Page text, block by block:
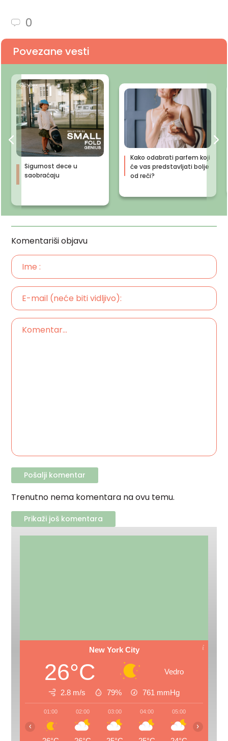
0
Povezane vesti
Sigurnost dece u
saobraćaju
Kako odabrati parfem koji
će vas predstavljati bolje
od reči?
Komentariši objavu
Trenutno nema komentara na ovu temu.
Prikaži još komentara
New York City
26°C Vedro
2.8 m/s 79% 761 mmHg
01:00 02:00 03:00 04:00 05:00
‹ ›